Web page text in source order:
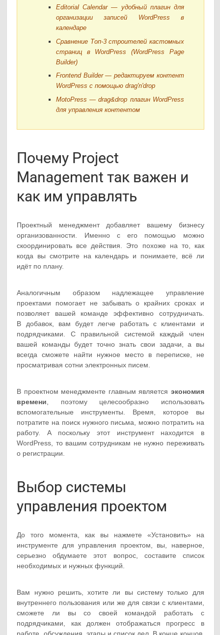
Editorial Calendar — удобный плагин для
организации записей WordPress в
календаре
Сравнение Топ-3 строителей кастомных
страниц в WordPress (WordPress Page
Builder)
Frontend Builder — редактируем контент
WordPress с помощью drag'n'drop
MotoPress — drag&drop плагин WordPress
для управления контентом
Почему Project
Management так важен и
как им управлять
Проектный менеджмент добавляет вашему бизнесу
организованности. Именно с его помощью можно
скоординировать все действия. Это похоже на то, как
когда вы смотрите на календарь и понимаете, всё ли
идёт по плану.
Аналогичным образом надлежащее управление
проектами помогает не забывать о крайних сроках и
позволяет вашей команде эффективно сотрудничать.
В добавок, вам будет легче работать с клиентами и
подрядчиками. С правильной системой каждый член
вашей команды будет точно знать свои задачи, а вы
всегда сможете найти нужное место в переписке, не
просматривая сотни электронных писем.
В проектном менеджменте главным является экономия
времени , поэтому целесообразно использовать
вспомогательные инструменты. Время, которое вы
потратите на поиск нужного письма, можно потратить на
работу. А поскольку этот инструмент находится в
WordPress, то вашим сотрудникам не нужно переживать
о регистрации.
Выбор системы
управления проектом
До того момента, как вы нажмете «Установить» на
инструменте для управления проектом, вы, наверное,
серьезно обдумаете этот вопрос, составите список
необходимых и нужных функций.
Вам нужно решить, хотите ли вы систему только для
внутреннего пользования или же для связи с клиентами,
сможете ли вы со своей командой работать с
подрядчиками, как должен отображаться прогресс в
работе, обсуждения, этапы и список дел. В конце концов,